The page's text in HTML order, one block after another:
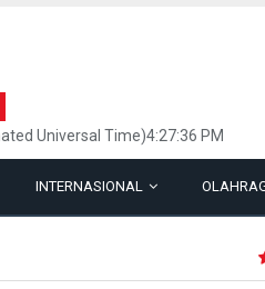
Universal Time)4:27:36 PM
INTERNASIONAL